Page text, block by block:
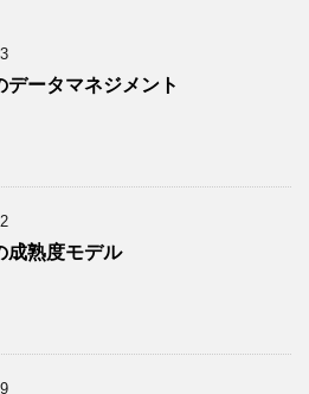
データマネジメント
成熟度モデル